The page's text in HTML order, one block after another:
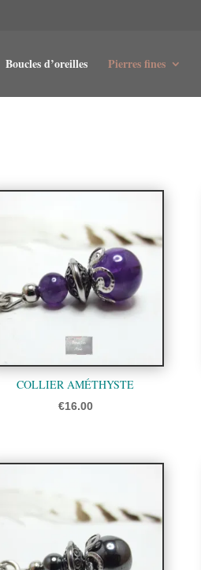
Boucles d’oreilles Pierres fines
COLLIER AMÉTHYSTE
€16.00